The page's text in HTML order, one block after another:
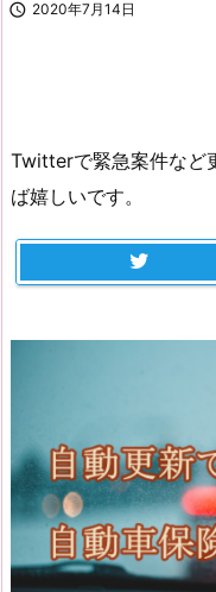
 2020年7月14日
Twitterで緊急案件など
ば嬉しいです。